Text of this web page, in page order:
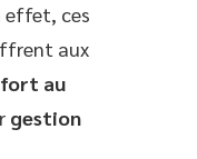
effet, ces
aux
au
gestion